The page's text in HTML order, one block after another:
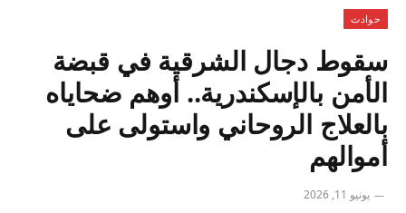
حوادث
سقوط دجال الشرقية في قبضة
الأمن بالإسكندرية.. أوهم ضحاياه
بالعلاج الروحاني واستولى على
أموالهم
يونيو 11, 2026